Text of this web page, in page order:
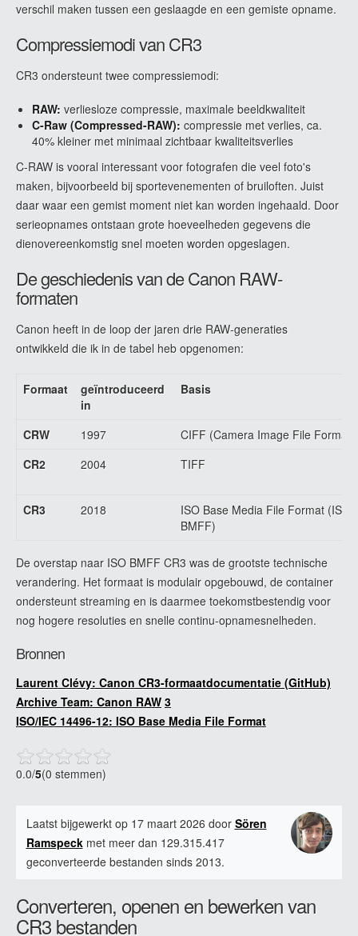
verschil maken tussen een geslaagde en een gemiste opname.
Compressiemodi van CR3
CR3 ondersteunt twee compressiemodi:
RAW: verliesloze compressie, maximale beeldkwaliteit
C-Raw (Compressed-RAW): compressie met verlies, ca.
40% kleiner met minimaal zichtbaar kwaliteitsverlies
C-RAW is vooral interessant voor fotografen die veel foto's
maken, bijvoorbeeld bij sportevenementen of bruiloften. Juist
daar waar een gemist moment niet kan worden ingehaald. Door
serieopnames ontstaan grote hoeveelheden gegevens die
dienovereenkomstig snel moeten worden opgeslagen.
De geschiedenis van de Canon RAW-
formaten
Canon heeft in de loop der jaren drie RAW-generaties
ontwikkeld die ik in de tabel heb opgenomen:
Formaat
geïntroduceerd
in
Basis
CRW 1997
CIFF (Camera Image File Format)
CR2
2004 TIFF
CR3 2018
ISO Base Media File Format (ISO
BMFF)
De overstap naar ISO BMFF CR3 was de grootste technische
verandering. Het formaat is modulair opgebouwd, de container
ondersteunt streaming en is daarmee toekomstbestendig voor
nog hogere resoluties en snelle continu-opnamesnelheden.
Bronnen
Laurent Clévy: Canon CR3-formaatdocumentatie (GitHub)
Archive Team: Canon RAW 3
ISO/IEC 14496-12: ISO Base Media File Format
0.0/5(0 stemmen)
Laatst bijgewerkt op 17 maart 2026 door Sören
Ramspeckmet meer dan 129.315.417
geconverteerde bestanden sinds 2013.
Converteren, openen en bewerken van
CR3 bestanden